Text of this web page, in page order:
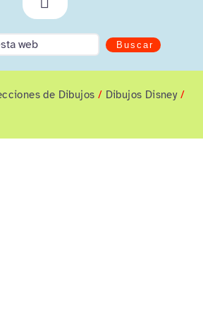
Toggle
Navigation
de Dibujos
colorear
Buscar
de Dibujos / Dibujos Disney/